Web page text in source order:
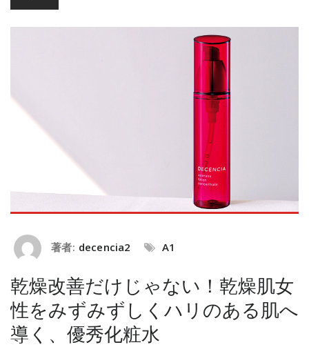
著者: decencia2 A1
乾燥改善だけじゃない！乾燥肌女
性をみずみずしくハリのある肌へ
導く、優秀化粧水